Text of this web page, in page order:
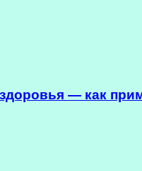
— как